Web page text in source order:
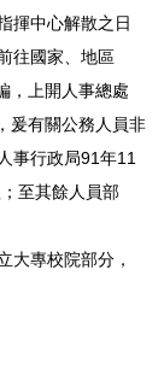
揮中心解散之日
往國家、地區
，上開人事總處
爰有關公務人員非
事行政局91年11
至其餘人員部
大專校院部分，